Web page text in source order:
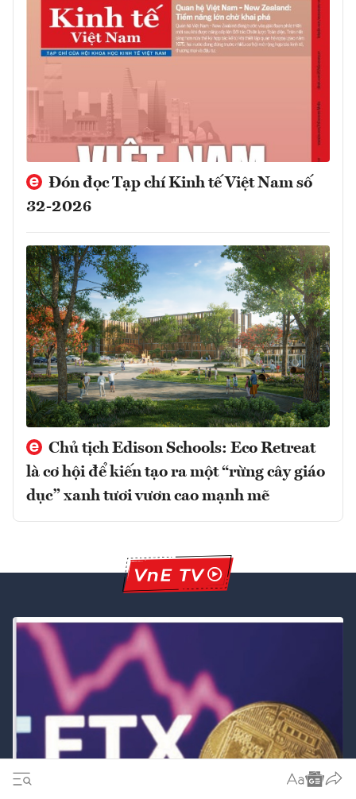
Đón đọc Tạp chí Kinh tế Việt Nam số
32-2026
Chủ tịch Edison Schools: Eco Retreat
là cơ hội để kiến tạo ra một “rừng cây giáo
dục” xanh tươi vươn cao mạnh mẽ